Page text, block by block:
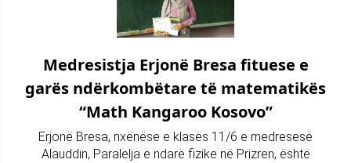
Medresistja Erjonë Bresa fituese e
garës ndërkombëtare të matematikës
“Math Kangaroo Kosovo”
Erjonë Bresa, nxënëse e klasës 11/6 e medresesë
Alauddin, Paralelja e ndarë fizike në Prizren, është